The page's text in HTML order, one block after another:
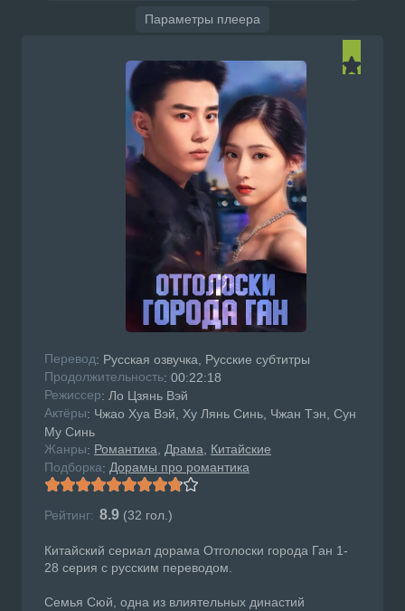
Параметры плеера
Перевод: Русская озвучка, Русские субтитры
Продолжительность: 00:22:18
Режисcер: Ло Цзянь Вэй
Актёры: Чжао Хуа Вэй, Ху Лянь Синь, Чжан Тэн, Сун
Му Синь
Жанры: Романтика Драма Китайские
Подборка: Дорамы про романтика
Рейтинг: 8.9 (32 гол.)
Китайский сериал дорама Отголоски города Ган 1-
28 серия с русским переводом.
Семья Сюй, одна из влиятельных династий